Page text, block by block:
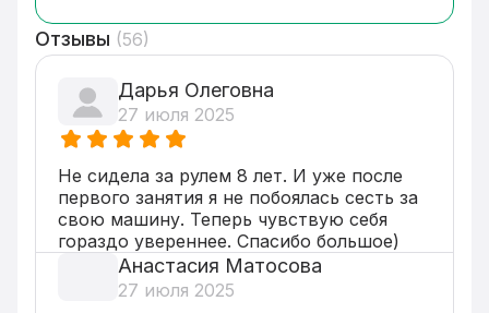
Моё призвание в жизни - обучать
управлению автомобилем так, чтобы
Вы получали удовольствие от вождения, как
испытываю его я, находясь за рулём своего
автомобиля.
Не кричу и конечно же не бью, занятия
проходят в спокойной, дружеской
атмосфере. На бронирования реагирую
быстро!
Отзывы (56)
Дарья Олеговна
27 июля 2025
Не сидела за рулем 8 лет. И уже после
первого занятия я не побоялась сесть за
свою машину. Теперь чувствую себя
гораздо увереннее. Спасибо большое)
Анастасия Матосова
27 июля 2025